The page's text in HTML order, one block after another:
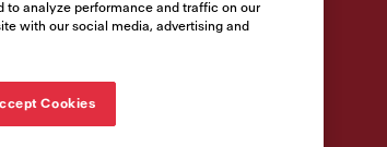
115.0728.391
€ 370.00
to analyze performance and traffic on our
with our social media, advertising and
Cookies